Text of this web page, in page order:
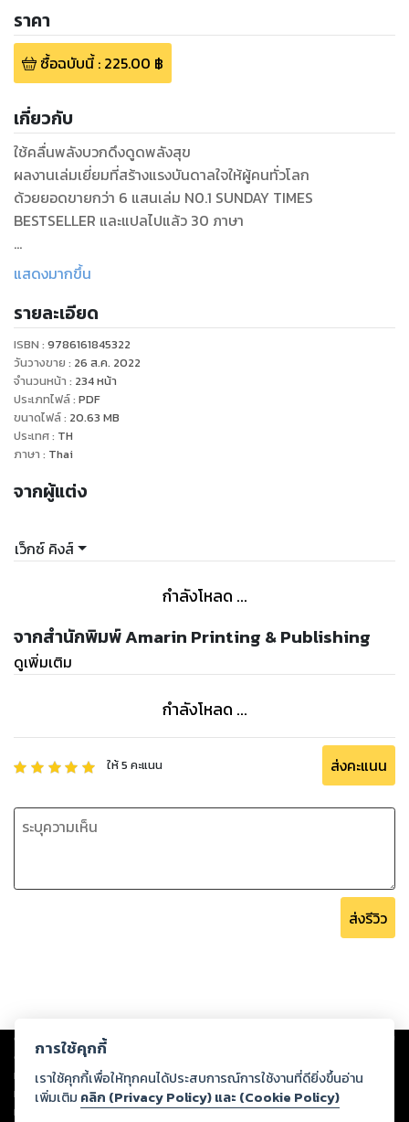
ราคา
ซื้อฉบับนี้: 225.00 ฿
เกี่ยวกับ
ใช้คลื่นพลังบวกดึงดูดพลังสุข
ผลงานเล่มเยี่ยมที่สร้างแรงบันดาลใจให้ผู้คนทั่วโลก
ด้วยยอดขายกว่า 6 แสนเล่ม N0.1 SUNDAY TIMES
BESTSELLER และแปลไปแล้ว 30 ภาษา
ความลับของการบรรลุในสิ่งยิ่งใหญ่คือ
เกิดจากแรงสั่นสะเทือน
ทุกแรงสั่นสะเทือนที่มีความถี่ตรงกันสามารถดึงดูดกันได้
อย่าเผลอไผลไปตามสมองที่ติดนิสัยชอบผลักไสโชคและสิ่งดีๆ
ด้วยพลังลบ
ยิ่งคุณส่งคลื่นพลังบวกออกสู่ภายนอก จักรวาลจะยิ่งสะท้อนคลื่น
ความสุขกลับมาเท่าทวีคุณ
ทุกคำพูด อารมณ์ และการกระทำของคุณเปลี่ยนชีวิตคุณได้ทันที
“เว็กซ์ คิงส์” ผู้ได้รับการยกย่องว่าเป็นผู้นำทางจิตวิญญาณแก่คน
จะเปลี่ยนคลื่นความถี่ทางอารมณ์ของคุณให้ตรงกับพลังงานบวก
ทั้งหลาย
เพื่อดึงดูดความสุขและความสำเร็จอย่างที่คุณอาจไม่เคยคิดฝัน
ใช้คลื่นพลังบวกดึงดูดพลังสุข กฎแห่งแรงสั่นสะเทือนที่ดึงดูด
พลังงานบวกรอบตัว
เพื่อบรรลุความสุขและเป้าหมายอันยิ่งใหญ่กว่าที่คุณคิดฝัน!
แสดงมากขึ้น
รายละเอียด
ISBN : 9786161845322
วันวางขาย : 26 ส.ค. 2022
จำนวนหน้า : 234หน้า
ประเภทไฟล์: PDF
ขนาดไฟล์: 20.63 MB
ประเทศ: TH
ภาษา : Thai
จากผู้แต่ง
เว็กซ์ คิงส์
กำลังโหลด ...
จากสำนักพิมพ์ Amarin Printing & Publishing
ดูเพิ่มเติม
กำลังโหลด ...
ให้5 คะแนน ส่งคะแนน
ส่งรีวิว
Copyright © 2026
ต่อผลงานหรือเนื้อหาใดที่อัปโหลดผ่านเว็บไซต์และปรากฏว่าละเมิดสิทธิใน
ทรัพย์สินทางปัญญาของบุคคลอื่นหรือขัดต่อกฎหมายและศีลธรรม ดังนั้น ผู้อ่าน
ทุกท่านโปรดใช้วิจารณญาณในการกลั่นกรองด้วยตนเอง และหากท่านพบว่าส่วน
หนึ่งส่วนใดขัดต่อกฎหมายและศีลธรรม กรุณาแจ้งมายังบริษัท เพื่อทีมงานจะได้
การใช้คุกกี้
เราใช้คุกกี้เพื่อให้ทุกคนได้ประสบการณ์การใช้งานที่ดียิ่งขึ้นอ่าน
เพิ่มเติม คลิก (Privacy Policy) และ (Cookie Policy)